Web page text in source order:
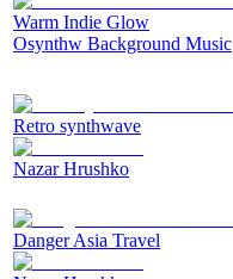
Warm Indie Glow
Osynthw Background Music
Retro synthwave
Nazar Hrushko
Danger Asia Travel